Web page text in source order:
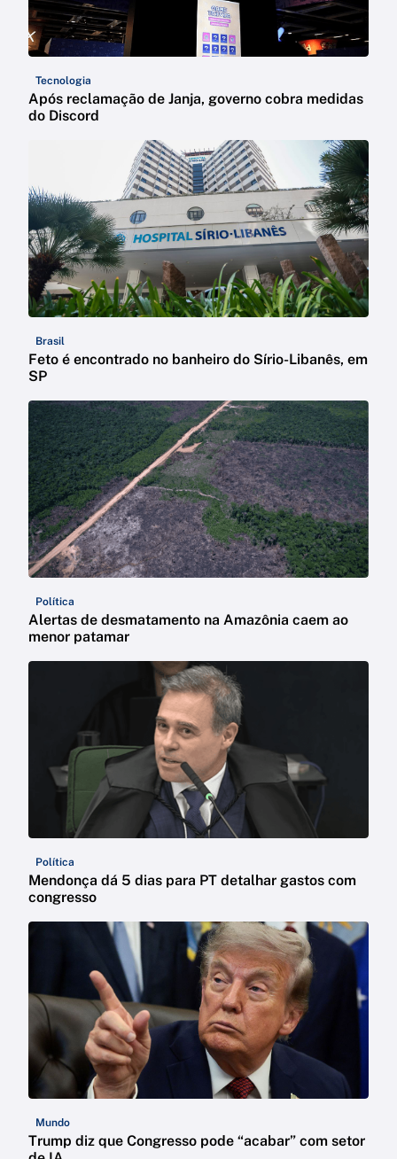
Tecnologia
Após reclamação de Janja, governo cobra medidas
do Discord
Brasil
Feto é encontrado no banheiro do Sírio-Libanês, em
SP
Política
Alertas de desmatamento na Amazônia caem ao
menor patamar
Política
Mendonça dá 5 dias para PT detalhar gastos com
congresso
Mundo
Trump diz que Congresso pode “acabar” com setor